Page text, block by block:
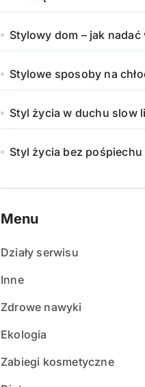
Stylowy dom – jak
Stylowe sposoby na
Styl życia w duchu slow
Styl życia bez pośpiechu
Menu
Działy serwisu
Inne
Zdrowe nawyki
Ekologia
Zabiegi kosmetyczne